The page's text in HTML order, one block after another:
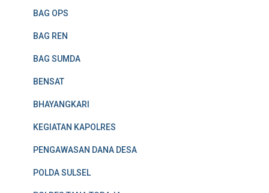
BAG OPS
BAG REN
BAG SUMDA
BENSAT
BHAYANGKARI
KEGIATAN KAPOLRES
PENGAWASAN DANA DESA
POLDA SULSEL